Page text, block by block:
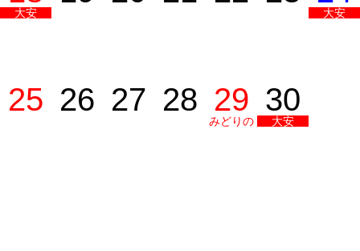
大安 大安
25 26 27 28 29
みどりの
30
大安